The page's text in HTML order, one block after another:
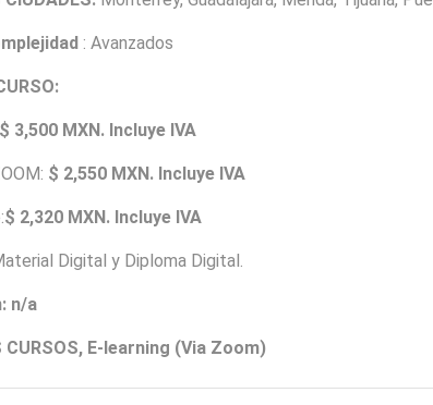
: Avanzados
$ 3,500 MXN. Incluye IVA
$ 2,550 MXN. Incluye IVA
$ 2,320 MXN. Incluye IVA
Digital y Diploma Digital.
n/a
CURSOS, E-learning (Via Zoom)